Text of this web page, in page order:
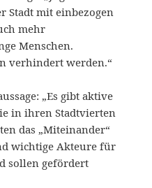
Stadt mit einbezogen
mehr
Menschen.
verhindert werden.“
„Es gibt aktive
in ihren Stadtvierten
das „Miteinander“
wichtige Akteure für
sollen gefördert